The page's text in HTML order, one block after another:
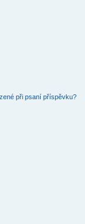
při psaní příspěvku?